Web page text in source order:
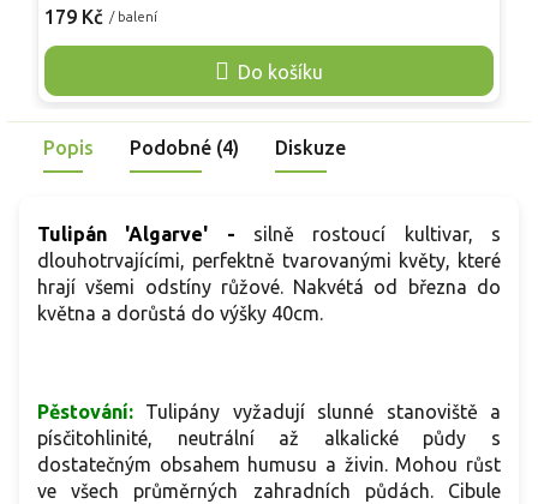
179 Kč / balení
Do košíku
60 cm a v dubnu až květnu nesou bílé, žluté, růžové,
lemem připomínajícím jinovatku. Směs vynikne v jarních
záhonech, hlubších nádobách i ve skupinách mezi trvalkami.
výrazně.
Popis Podobné (4) Diskuze
Tulipán 'Algarve' - silně rostoucí kultivar, s
dlouhotrvajícími, perfektně tvarovanými květy, které
hrají všemi odstíny růžové. Nakvétá od března do
května a dorůstá do výšky 40cm.
Pěstování: Tulipány vyžadují slunné stanoviště a
písčitohlinité, neutrální až alkalické půdy s
dostatečným obsahem humusu a živin. Mohou růst
ve všech průměrných zahradních půdách. Cibule